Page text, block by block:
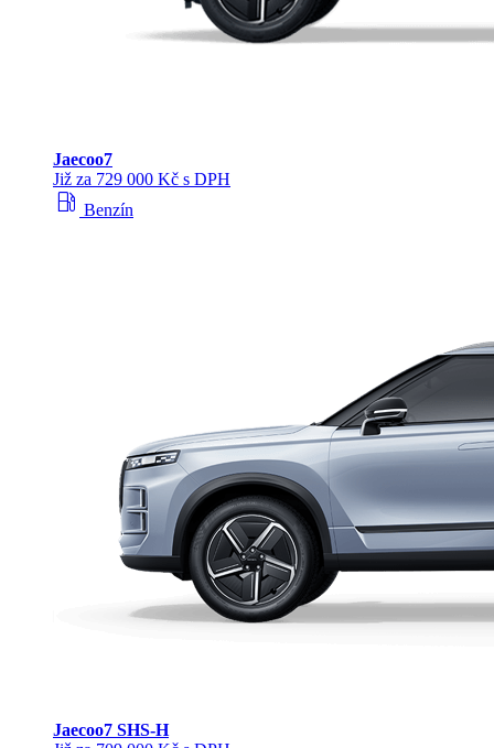
Jaecoo7
Již za 729 000 Kč s DPH
local_gas_station Benzín
Jaecoo7 SHS-H